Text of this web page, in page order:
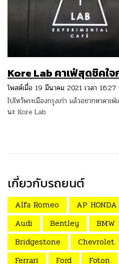
Kore Lab คาเฟ่สุดชิคใ
โพสต์เมื่อ 19 มีนาคม 2021 เวลา 16:27
ไปไหว้พระเมืองกรุงเก่า แล้วอยากหาคา
นะ Kore Lab
เกี่ยวกับรถยนต์
Alfa Romeo AP HONDA
Audi
Bentley BMW
Bridgestone
Chevrolet
Ferrari
Ford Foton